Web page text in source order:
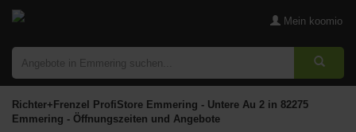
Mein koomio
Richter+Frenzel ProfiStore Emmering - Untere Au 2 in 82275
Emmering - Öffnungszeiten und Angebote